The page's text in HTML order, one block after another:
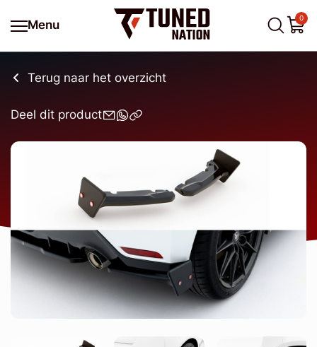
Menu
0
Terug naar het overzicht
Deel dit product